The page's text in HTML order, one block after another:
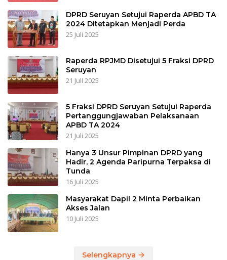
DPRD Seruyan Setujui Raperda APBD TA
2024 Ditetapkan Menjadi Perda
25 Juli 2025
Raperda RPJMD Disetujui 5 Fraksi DPRD
Seruyan
21 Juli 2025
5 Fraksi DPRD Seruyan Setujui Raperda
Pertanggungjawaban Pelaksanaan
APBD TA 2024
21 Juli 2025
Hanya 3 Unsur Pimpinan DPRD yang
Hadir, 2 Agenda Paripurna Terpaksa di
Tunda
16 Juli 2025
Masyarakat Dapil 2 Minta Perbaikan
Akses Jalan
10 Juli 2025
Selengkapnya